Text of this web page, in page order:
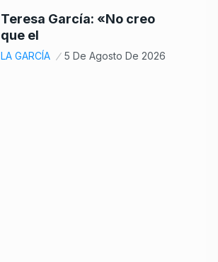
Teresa García: «No creo
que el
LA GARCÍA 5 De Agosto De 2026